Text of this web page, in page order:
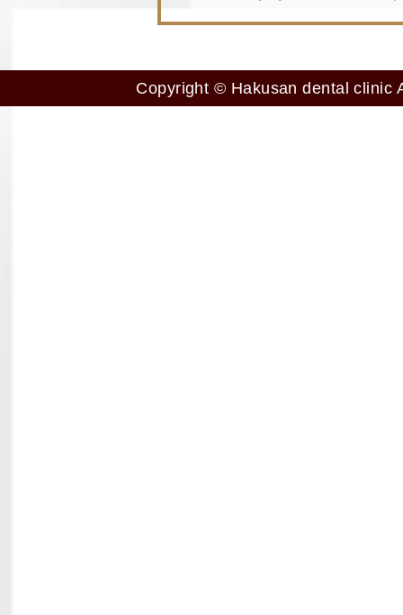
Copyright © Hakusan dental clinic